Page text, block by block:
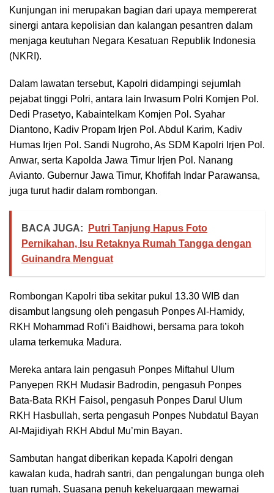
Kunjungan ini merupakan bagian dari upaya mempererat
sinergi antara kepolisian dan kalangan pesantren dalam
menjaga keutuhan Negara Kesatuan Republik Indonesia
(NKRI).
Dalam lawatan tersebut, Kapolri didampingi sejumlah
pejabat tinggi Polri, antara lain Irwasum Polri Komjen Pol.
Dedi Prasetyo, Kabaintelkam Komjen Pol. Syahar
Diantono, Kadiv Propam Irjen Pol. Abdul Karim, Kadiv
Humas Irjen Pol. Sandi Nugroho, As SDM Kapolri Irjen Pol.
Anwar, serta Kapolda Jawa Timur Irjen Pol. Nanang
Avianto. Gubernur Jawa Timur, Khofifah Indar Parawansa,
juga turut hadir dalam rombongan.
BACA JUGA:
Putri Tanjung Hapus Foto
Pernikahan, Isu Retaknya Rumah Tangga dengan
Guinandra Menguat
Rombongan Kapolri tiba sekitar pukul 13.30 WIB dan
disambut langsung oleh pengasuh Ponpes Al-Hamidy,
RKH Mohammad Rofi’i Baidhowi, bersama para tokoh
ulama terkemuka Madura.
Mereka antara lain pengasuh Ponpes Miftahul Ulum
Panyepen RKH Mudasir Badrodin, pengasuh Ponpes
Bata-Bata RKH Faisol, pengasuh Ponpes Darul Ulum
RKH Hasbullah, serta pengasuh Ponpes Nubdatul Bayan
Al-Majidiyah RKH Abdul Mu’min Bayan.
Sambutan hangat diberikan kepada Kapolri dengan
kawalan kuda, hadrah santri, dan pengalungan bunga oleh
tuan rumah. Suasana penuh kekeluargaan mewarnai